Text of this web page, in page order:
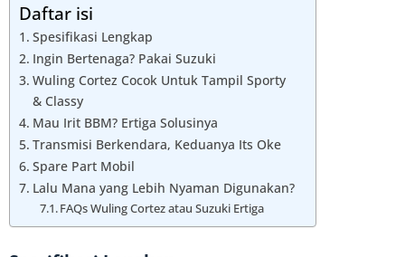
Daftar isi
Spesifikasi Lengkap
Ingin Bertenaga? Pakai Suzuki
Wuling Cortez Cocok Untuk Tampil Sporty
& Classy
Mau Irit BBM? Ertiga Solusinya
Transmisi Berkendara, Keduanya Its Oke
Spare Part Mobil
Lalu Mana yang Lebih Nyaman Digunakan?
FAQs Wuling Cortez atau Suzuki Ertiga